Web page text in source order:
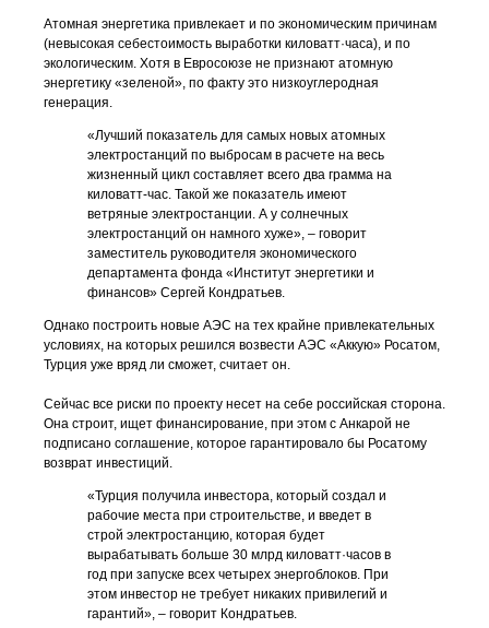
Атомная энергетика привлекает и по экономическим причинам
(невысокая себестоимость выработки киловатт·часа), и по
экологическим. Хотя в Евросоюзе не признают атомную
энергетику «зеленой», по факту это низкоуглеродная
генерация.
«Лучший показатель для самых новых атомных
электростанций по выбросам в расчете на весь
жизненный цикл составляет всего два грамма на
киловатт-час. Такой же показатель имеют
ветряные электростанции. А у солнечных
электростанций он намного хуже», – говорит
заместитель руководителя экономического
департамента фонда «Институт энергетики и
финансов» Сергей Кондратьев.
Однако построить новые АЭС на тех крайне привлекательных
условиях, на которых решился возвести АЭС «Аккую» Росатом,
Турция уже вряд ли сможет, считает он.
Сейчас все риски по проекту несет на себе российская сторона.
Она строит, ищет финансирование, при этом с Анкарой не
подписано соглашение, которое гарантировало бы Росатому
возврат инвестиций.
«Турция получила инвестора, который создал и
рабочие места при строительстве, и введет в
строй электростанцию, которая будет
вырабатывать больше 30 млрд киловатт·часов в
год при запуске всех четырех энергоблоков. При
этом инвестор не требует никаких привилегий и
гарантий», – говорит Кондратьев.